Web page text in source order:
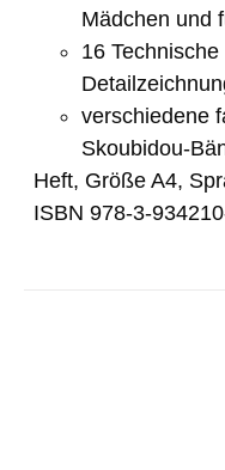
Mädchen und
16 Technische
verschiedene
Skoubidou-
Heft, Größe A4,
ISBN 978-3-